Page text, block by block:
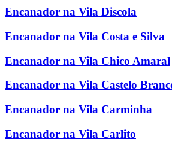
Encanador na Vila Discola
Encanador na Vila Costa e Silva
Encanador na Vila Chico Amaral
Encanador na Vila Castelo
Encanador na Vila Carminha
Encanador na Vila Carlito